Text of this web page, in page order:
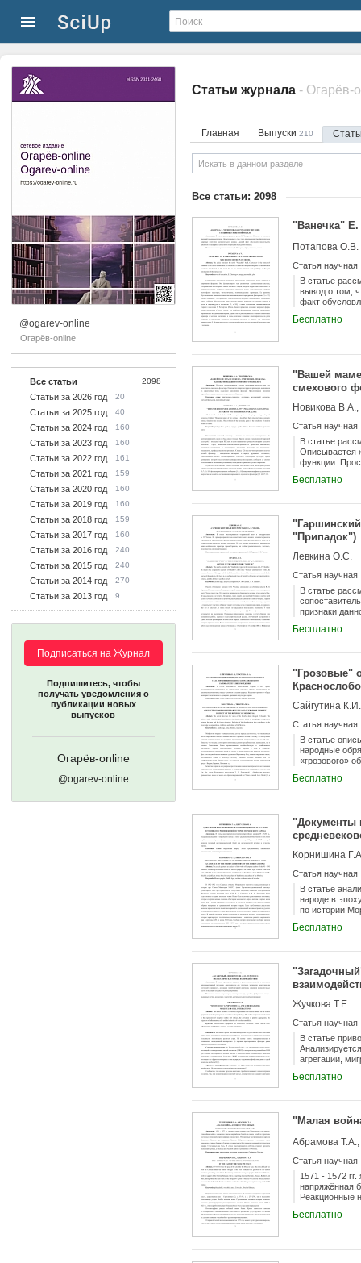
@ogarev-online
Огарёв-online
Все статьи 2098
Статьи за 2026 год 20
Статьи за 2025 год 40
Статьи за 2024 год 160
Статьи за 2023 год 160
Статьи за 2022 год 161
Статьи за 2021 год 159
Статьи за 2020 год 160
Статьи за 2019 год 160
Статьи за 2018 год 159
Статьи за 2017 год 160
Статьи за 2016 год 240
Статьи за 2015 год 240
Статьи за 2014 год 270
Статьи за 2013 год 9
Подписаться на Журнал
Подпишитесь, чтобы
получать уведомления о
публикации новых
выпусков
Огарёв-online
@ogarev-online
Статьи журнала - Огарёв-
Главная Выпуски 210
Все статьи: 2098
"Ванечка" Е.
Потапова О.В.
Статья научная
В статье
вывод о том,
факт
Бесплатно
"Вашей маме
смехового
Новикова
Статья научная
В статье
Описывается
функции.
Бесплатно
"Припадок")
Левкина О.С.
Статья научная
В статье
признаки
способность
Бесплатно
"Грозовые"
Сайгутина
Статья научная
В статье
народные
«грозового»
Бесплатно
"Документы
Корнишина
Статья научная
В статье
народе в
по истории
Бесплатно
Жучкова Т.Е.
Статья научная
В статье
агрегации,
Бесплатно
"Малая
Абрамова
Статья научная
1571 - 1572
напряжённая
Реакционные
поставок
Бесплатно